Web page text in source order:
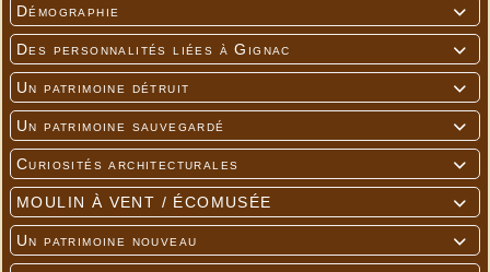

Démographie

Des personnalités liées à Gignac

Un patrimoine détruit

Un patrimoine sauvegardé

Curiosités architecturales

MOULIN À VENT / ÉCOMUSÉE

Un patrimoine nouveau